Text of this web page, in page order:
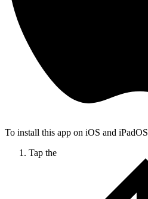
To install this app on iOS and iPadOS
Tap the